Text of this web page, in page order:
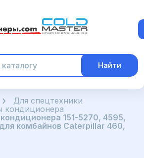
Найти
Для спецтехники
кондиционера
151-5270, 4595,
комбайнов Caterpillar 460,